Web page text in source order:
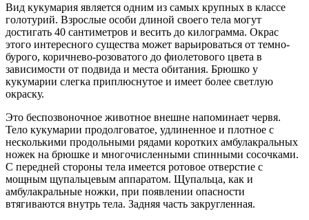
Вид кукумария является одним из самых крупных в классе
голотурий. Взрослые особи длиной своего тела могут
достигать 40 сантиметров и весить до килограмма. Окрас
этого интересного существа может варьироваться от темно-
бурого, коричнево-розоватого до фиолетового цвета в
зависимости от подвида и места обитания. Брюшко у
кукумарии слегка приплюснутое и имеет более светлую
окраску.
Это беспозвоночное животное внешне напоминает червя.
Тело кукумарии продолговатое, удлиненное и плотное с
несколькими продольными рядами коротких амбулакральных
ножек на брюшке и многочисленными спинными сосочками.
С передней стороны тела имеется ротовое отверстие с
мощным щупальцевым аппаратом. Щупальца, как и
амбулакральные ножки, при появлении опасности
втягиваются внутрь тела. Задняя часть закругленная.